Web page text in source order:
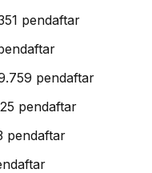
pendaftar
pendaftar
pendaftar
pendaftar